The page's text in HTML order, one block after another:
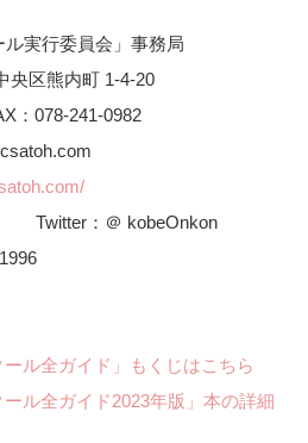
ル実行委員会」事務局
央区熊内町 1-4-20
078-241-0982
Twitter：＠ kobeOnkon
ール全ガイド」もくじはこちら
ール全ガイド2023年版」本の詳細